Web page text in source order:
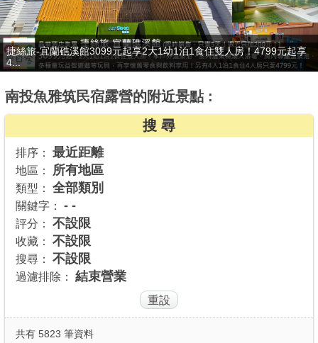
好康優惠
最新消息
最新留言
商家合作
推薦景點
討論區
APP下載
捷絲旅-宜蘭礁溪館3099元起享2大1幼1泊1食住雙人房！4799元起享
4...
南投魚雅筑民宿露營的附近景點 :
搜 尋
排序： 最近距離
地區： 所有地區
類型： 全部類別
關鍵字： - -
評分： 不設限
收藏： 不設限
搜尋： 不設限
過濾排除： 結束營業
共有 5823 筆資料